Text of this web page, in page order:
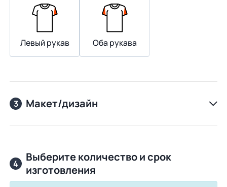
Левый рукав Оба рукава
3 Макет/дизайн
4
Выберите количество и срок
изготовления